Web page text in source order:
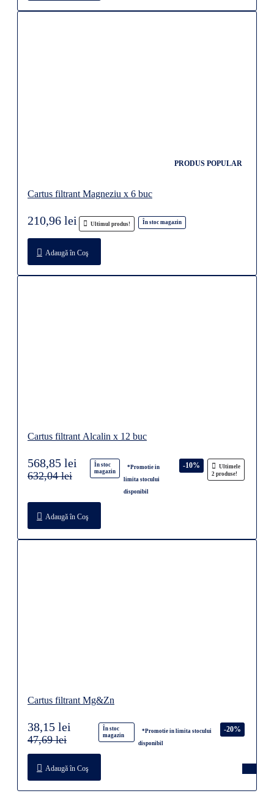
PRODUS POPULAR
Cartus filtrant Magneziu x 6 buc
Ultimul produs! În stoc magazin
210,96 lei
Adaugă în Coş
Cartus filtrant Alcalin x 12 buc
Ultimele
2 produse!
În stoc
magazin
*Promotie in
limita stocului
disponibil
-10%
568,85 lei
632,04 lei
Adaugă în Coş
Cartus filtrant Mg&Zn
În stoc
magazin
*Promotie in limita stocului
disponibil
-20%
38,15 lei
47,69 lei
Adaugă în Coş